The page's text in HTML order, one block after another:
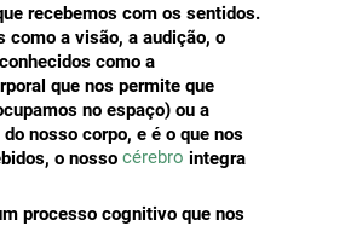
recebemos com os sentidos.
como a visão, a audição, o
como a
que nos permite que
no espaço) ou a
nosso corpo, e é o que nos
o nosso cérebro integra
processo cognitivo que nos